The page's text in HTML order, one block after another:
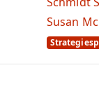
Susan